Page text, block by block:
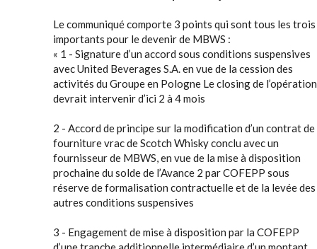
Le communiqué comporte 3 points qui sont tous les trois
importants pour le devenir de MBWS :
« 1 - Signature d’un accord sous conditions suspensives
avec United Beverages S.A. en vue de la cession des
activités du Groupe en Pologne Le closing de l’opération
devrait intervenir d’ici 2 à 4 mois
2 - Accord de principe sur la modification d’un contrat de
fourniture vrac de Scotch Whisky conclu avec un
fournisseur de MBWS, en vue de la mise à disposition
prochaine du solde de l’Avance 2 par COFEPP sous
réserve de formalisation contractuelle et de la levée des
autres conditions suspensives
3 - Engagement de mise à disposition par la COFEPP